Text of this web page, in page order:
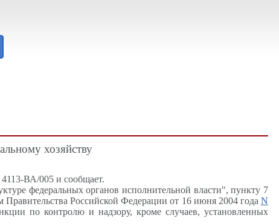
хозяйству
ВА/005 и сообщает.
федеральных органов исполнительной власти", пункту 7
Российской Федерации от 16 июня 2004 года N
по контролю и надзору, кроме случаев, установленных